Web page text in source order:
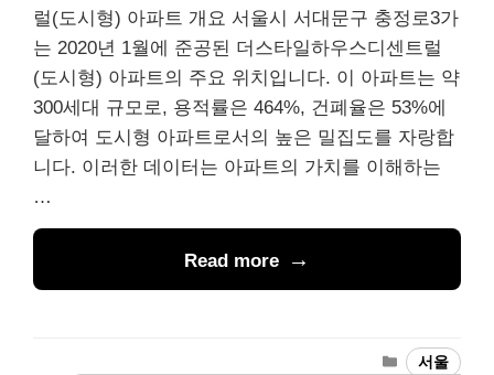
럴(도시형) 아파트 개요 서울시 서대문구 충정로3가
는 2020년 1월에 준공된 더스타일하우스디센트럴
(도시형) 아파트의 주요 위치입니다. 이 아파트는 약
300세대 규모로, 용적률은 464%, 건폐율은 53%에
달하여 도시형 아파트로서의 높은 밀집도를 자랑합
니다. 이러한 데이터는 아파트의 가치를 이해하는
…
Read more
Categories
서울